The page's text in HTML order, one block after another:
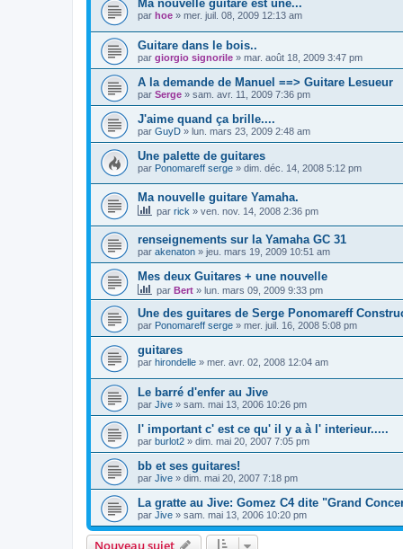
Ma nouvelle guitare est une...
par hoe » mer. juil. 08, 2009 12:13 am
Guitare dans le bois..
par giorgio signorile » mar. août 18, 2009 3:47 pm
A la demande de Manuel ==> Guitare Lesueur
par Serge » sam. avr. 11, 2009 7:36 pm
J'aime quand ça brille....
par GuyD » lun. mars 23, 2009 2:48 am
Une palette de guitares
par Ponomareff serge » dim. déc. 14, 2008 5:12 pm
Ma nouvelle guitare Yamaha.
par rick » ven. nov. 14, 2008 2:36 pm
renseignements sur la Yamaha GC 31
par akenaton » jeu. mars 19, 2009 10:51 am
Mes deux Guitares + une nouvelle
par Bert » lun. mars 09, 2009 9:33 pm
Une des guitares de Serge Ponomareff
par Ponomareff serge » mer. juil. 16, 2008 5:08 pm
guitares
par hirondelle » mer. avr. 02, 2008 12:04 am
Le barré d'enfer au Jive
par Jive » sam. mai 13, 2006 10:26 pm
l' important c' est ce qu' il y a à l' interieur.....
par burlot2 » dim. mai 20, 2007 7:05 pm
bb et ses guitares!
par Jive » dim. mai 20, 2007 7:18 pm
La gratte au Jive: Gomez C4 dite "Grand
par Jive » sam. mai 13, 2006 10:20 pm
Nouveau sujet